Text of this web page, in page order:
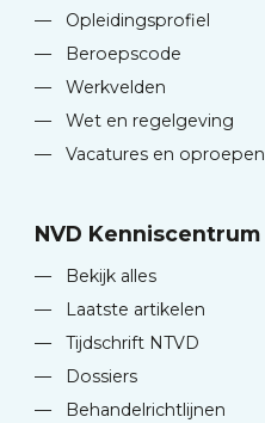
—
Opleidingsprofiel
—
Beroepscode
—
Werkvelden
—
Wet en regelgeving
—
Vacatures en oproepen
NVD Kenniscentrum
—
Bekijk alles
—
Laatste artikelen
—
Tijdschrift NTVD
—
Dossiers
—
Behandelrichtlijnen